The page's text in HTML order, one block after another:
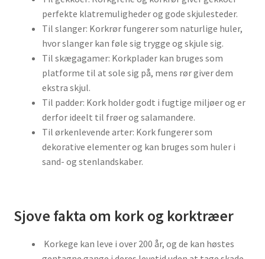
perfekte klatremuligheder og gode skjulesteder.
Til slanger: Korkrør fungerer som naturlige huler,
hvor slanger kan føle sig trygge og skjule sig.
Til skægagamer: Korkplader kan bruges som
platforme til at sole sig på, mens rør giver dem
ekstra skjul.
Til padder: Kork holder godt i fugtige miljøer og er
derfor ideelt til frøer og salamandere.
Til ørkenlevende arter: Kork fungerer som
dekorative elementer og kan bruges som huler i
sand- og stenlandskaber.
Sjove fakta om kork og korktræer
Korkege kan leve i over 200 år, og de kan høstes